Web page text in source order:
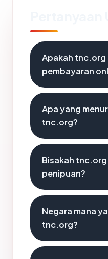
Apakah tnc.org
pembayaran
Apa yang
tnc.org?
Bisakah
penipuan?
Negara mana
tnc.org?